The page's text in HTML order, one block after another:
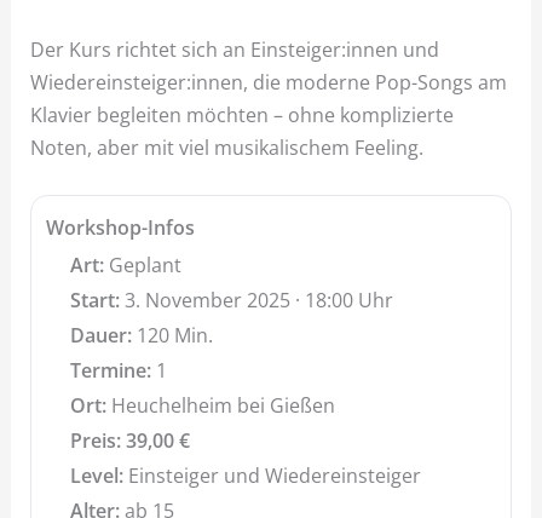
Der Kurs richtet sich an Einsteiger:innen und
Wiedereinsteiger:innen, die moderne Pop-Songs am
Klavier begleiten möchten – ohne komplizierte
Noten, aber mit viel musikalischem Feeling.
Workshop-Infos
Art: Geplant
Start:3. November 2025 · 18:00 Uhr
Dauer: 120 Min.
Termine: 1
Ort: Heuchelheim bei Gießen
Preis:39,00€
Level: Einsteiger und Wiedereinsteiger
Alter:ab 15